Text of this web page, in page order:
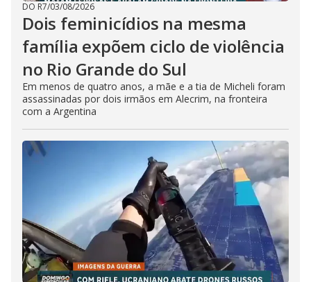
DO R7/03/08/2026
Dois feminicídios na mesma
família expõem ciclo de violência
no Rio Grande do Sul
Em menos de quatro anos, a mãe e a tia de Micheli foram
assassinadas por dois irmãos em Alecrim, na fronteira
com a Argentina